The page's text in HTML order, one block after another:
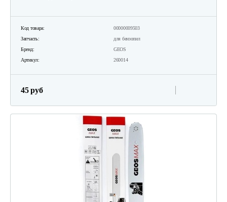
Код товара:
00000009503
Запчасть:
для бензопил
Бренд:
GEOS
Артикул:
260014
45 руб